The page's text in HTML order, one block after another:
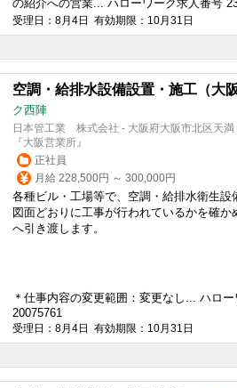
の紹介への営業... ハローワーク求人番号
受理日：8月4日 有効期限：10月31日
空調・給排水設備設置・施工（大阪
ク西陣
日本管工業 株式会社 - 大阪府大阪市北区天満
『大阪営業所』
正社員
月給 228,500円 ～ 300,000円
各種ビル・工場等で、空調・給排水衛生設
図面どおりに工事が行われているかを確か
へ引き渡します。
＊仕事内容の変更範囲：変更なし... ハロ
20075761
受理日：8月4日 有効期限：10月31日